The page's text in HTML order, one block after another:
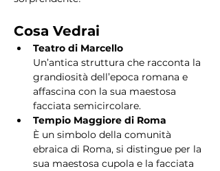
Cosa Vedrai
Teatro di Marcello
Un’antica struttura che racconta la
grandiosità dell’epoca romana e
affascina con la sua maestosa
facciata semicircolare.
Tempio Maggiore di Roma
È un simbolo della comunità
ebraica di Roma, si distingue per la
sua maestosa cupola e la facciata